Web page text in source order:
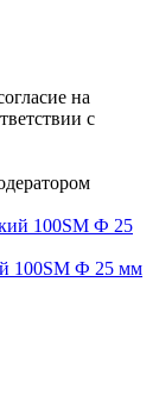
на
с
100SM Ф 25 мм